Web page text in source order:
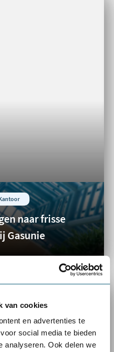
van cookies
en advertenties te
social media te bieden
analyseren. Ook delen we
naar frisse
Gasunie